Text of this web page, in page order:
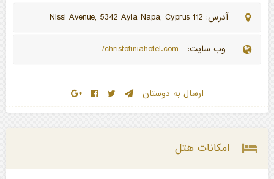
آدرس: 112 Nissi Avenue, 5342 Ayia Napa, Cyprus
وب سایت:
ارسال به دوستان
امکانات هتل